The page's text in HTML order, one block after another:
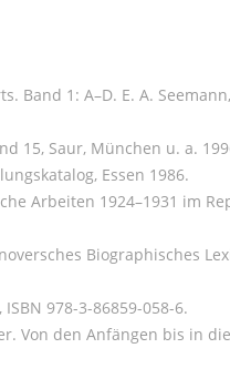
1: A–D. E. A.
Saur, München u. a.
Essen 1986.
Arbeiten 1924–1931 im
Biographisches
978-3-86859-058-6.
den Anfängen bis in